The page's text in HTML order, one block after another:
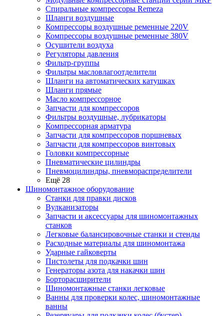
Спиральные компрессоры Remeza
Шланги воздушные
Компрессоры воздушные ременные 220V
Компрессоры воздушные ременные 380V
Осушители воздуха
Регуляторы давления
Фильтр-группы
Фильтры масловлагоотделители
Шланги на автоматических катушках
Шланги прямые
Масло компрессорное
Запчасти для компрессоров
Фильтры воздушные, лубрикаторы
Компрессорная арматура
Запчасти для компрессоров поршневых
Запчасти для компрессоров винтовых
Головки компрессорные
Пневматические цилиндры
Пневмоцилиндры, пневмораспределители
Ещё 28
Шиномонтажное оборудование
Станки для правки дисков
Вулканизаторы
Запчасти и аксессуары для шиномонтажных
станков
Легковые балансировочные станки и стенды
Расходные материалы для шиномонтажа
Ударные гайковерты
Пистолеты для подкачки шин
Генераторы азота для накачки шин
Борторасширители
Шиномонтажные станки легковые
Ванны для проверки колес, шиномонтажные
ванны